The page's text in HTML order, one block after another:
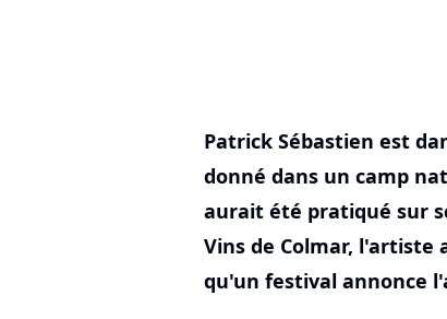
Patrick Sébastien est
donné dans un camp
aurait été pratiqué sur
Vins de Colmar,
qu'un festival annonce